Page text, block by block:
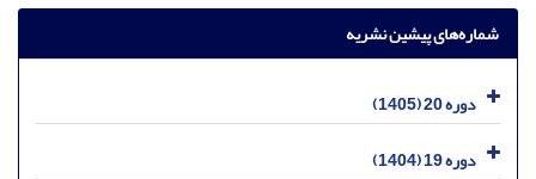
شماره‌های پیشین نشریه
دوره 20 (1405)
دوره 19 (1404)